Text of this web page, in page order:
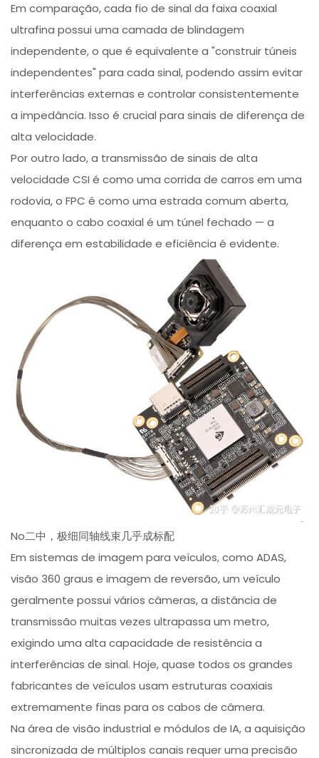
Em comparação, cada fio de sinal da faixa coaxial
ultrafina possui uma camada de blindagem
independente, o que é equivalente a "construir túneis
independentes" para cada sinal, podendo assim evitar
interferências externas e controlar consistentemente
a impedância. Isso é crucial para sinais de diferença de
alta velocidade.
Por outro lado, a transmissão de sinais de alta
velocidade CSI é como uma corrida de carros em uma
rodovia, o FPC é como uma estrada comum aberta,
enquanto o cabo coaxial é um túnel fechado — a
diferença em estabilidade e eficiência é evidente.
No二中，极细同轴线束几乎成标配
Em sistemas de imagem para veículos, como ADAS,
visão 360 graus e imagem de reversão, um veículo
geralmente possui vários câmeras, a distância de
transmissão muitas vezes ultrapassa um metro,
exigindo uma alta capacidade de resistência a
interferências de sinal. Hoje, quase todos os grandes
fabricantes de veículos usam estruturas coaxiais
extremamente finas para os cabos de câmera.
Na área de visão industrial e módulos de IA, a aquisição
sincronizada de múltiplos canais requer uma precisão